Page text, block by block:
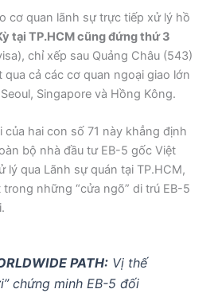
cơ quan lãnh sự trực tiếp xử lý hồ
tại TP.HCM cũng đứng thứ 3
chỉ xếp sau Quảng Châu (543)
cả các cơ quan ngoại giao lớn
Singapore và Hồng Kông.
hai con số 71 này khẳng định
bộ nhà đầu tư EB-5 gốc Việt
lý qua Lãnh sự quán tại TP.HCM,
những “cửa ngõ” di trú EB-5
PATH:Vị thế
chứng minh EB-5 đối